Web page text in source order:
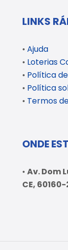
LINKS
• Ajuda
• Loterias
• Política
• Política
• Termos
ONDE
• Av. Dom
CE,